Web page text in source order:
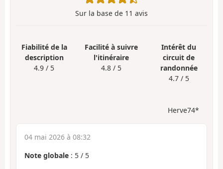
Sur la base de 11 avis
Fiabilité de la
description
4.9 / 5
Facilité à suivre
l'itinéraire
4.8 / 5
Intérêt du
circuit de
randonnée
4.7 / 5
Herve74*
04 mai 2026 à 08:32
Note globale : 5 / 5